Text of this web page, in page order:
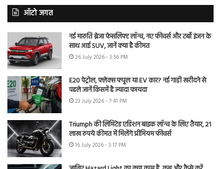
ऑटो जगत
नई मारुति ब्रेजा फेसलिफ्ट लॉन्च, नए फीचर्स और टर्बो इंजन के
साथ आई SUV, जानें क्या है कीमत
26 July 2026 - 3:56 PM
E20 पेट्रोल, फ्लेक्स फ्यूल या EV कार? नई गाड़ी खरीदने से
पहले जानें किसमें है ज्यादा फायदा
23 July 2026 - 7:41 PM
Triumph की लिमिटेड एडिशन बाइक लॉन्च के लिए तैयार, 21
लाख रुपये कीमत में मिलेंगे प्रीमियम फीचर्स
16 July 2026 - 3:17 PM